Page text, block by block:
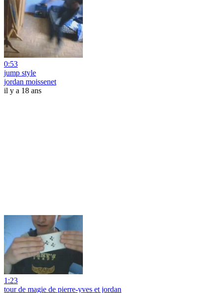
0:53
jump style
jordan moissenet
il y a 18 ans
1:23
tour de magie de pierre-yves et jordan